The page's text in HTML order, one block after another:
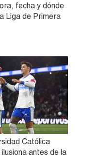
fecha y dónde
Liga de Primera
Católica
antes de la